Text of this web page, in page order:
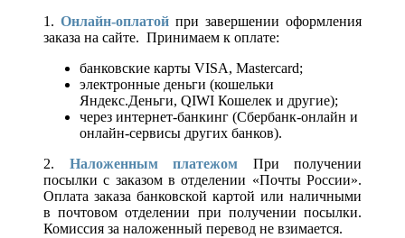
1. Онлайн-оплатой при завершении оформления
заказа на сайте. Принимаем к оплате:
банковские карты VISA, Mastercard;
электронные деньги (кошельки
Яндекс.Деньги, QIWI Кошелек и другие);
через интернет-банкинг (Сбербанк-онлайн и
онлайн-сервисы других банков).
2. Наложенным платежом При получении
посылки с заказом в отделении «Почты России».
Оплата заказа банковской картой или наличными
в почтовом отделении при получении посылки.
Комиссия за наложенный перевод не взимается.